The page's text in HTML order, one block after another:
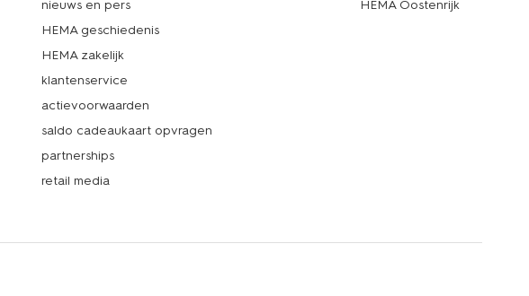
nieuws en pers
HEMA geschiedenis
HEMA zakelijk
klantenservice
actievoorwaarden
saldo cadeaukaart opvragen
partnerships
retail media
HEMA Oostenrijk